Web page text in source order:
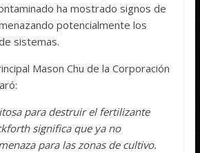
ha mostrado signos de
potencialmente los
sistemas.
Mason Chu de la Corporación
para destruir el fertilizante
significa que ya no
para las zonas de cultivo.